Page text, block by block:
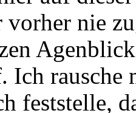
nie
Ich
feststelle,